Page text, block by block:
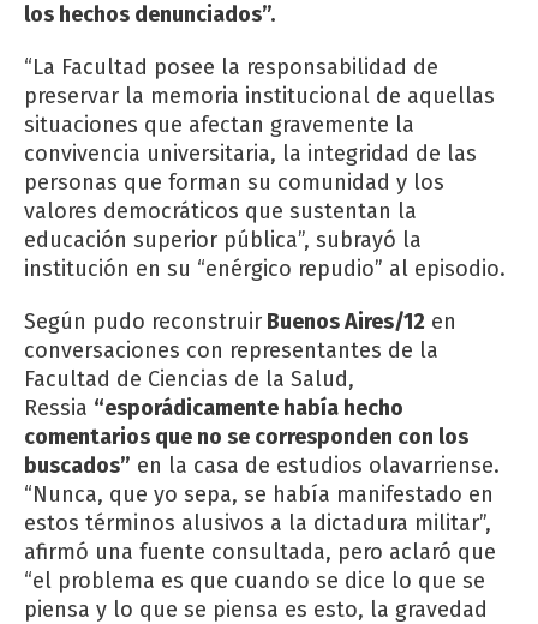
los hechos denunciados”.
“La Facultad posee la responsabilidad de
preservar la memoria institucional de aquellas
situaciones que afectan gravemente la
convivencia universitaria, la integridad de las
personas que forman su comunidad y los
valores democráticos que sustentan la
educación superior pública”, subrayó la
institución en su “enérgico repudio” al episodio.
Según pudo reconstruir Buenos Aires/12 en
conversaciones con representantes de la
Facultad de Ciencias de la Salud,
Ressia “esporádicamente había hecho
comentarios que no se corresponden con los
buscados” en la casa de estudios olavarriense.
“Nunca, que yo sepa, se había manifestado en
estos términos alusivos a la dictadura militar”,
afirmó una fuente consultada, pero aclaró que
“el problema es que cuando se dice lo que se
piensa y lo que se piensa es esto, la gravedad